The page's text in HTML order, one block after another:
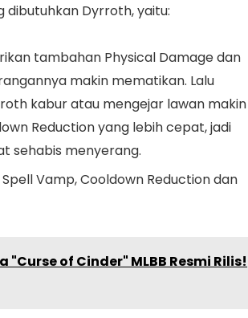
dibutuhkan Dyrroth, yaitu:
tambahan Physical Damage dan
makin mematikan. Lalu
kabur atau mengejar lawan makin
Reduction yang lebih cepat, jadi
sehabis menyerang.
Vamp, Cooldown Reduction dan
"Curse of Cinder" MLBB Resmi Rilis!